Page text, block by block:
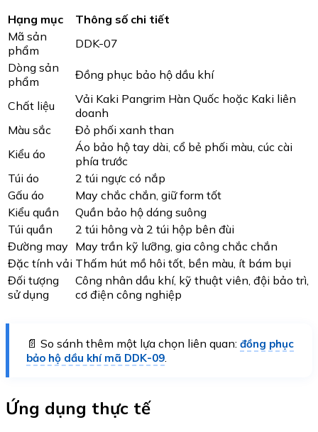
Hạng mục
Thông số chi tiết
Mã sản
phẩm
DDK-07
Dòng sản
phẩm
Đồng phục bảo hộ dầu khí
Chất liệu
Vải Kaki Pangrim Hàn Quốc hoặc Kaki liên
doanh
Màu sắc
Đỏ phối xanh than
Kiểu áo
Áo bảo hộ tay dài, cổ bẻ phối màu, cúc cài
phía trước
Túi áo
2 túi ngực có nắp
Gấu áo
May chắc chắn, giữ form tốt
Kiểu quần
Quần bảo hộ dáng suông
Túi quần
2 túi hông và 2 túi hộp bên đùi
Đường may May trần kỹ lưỡng, gia công chắc chắn
Đặc tính vải Thấm hút mồ hôi tốt, bền màu, ít bám bụi
Đối tượng
sử dụng
Công nhân dầu khí, kỹ thuật viên, đội bảo trì,
cơ điện công nghiệp
📄 So sánh thêm một lựa chọn liên quan: đồng phục
bảo hộ dầu khí mã DDK-09.
Ứng dụng thực tế